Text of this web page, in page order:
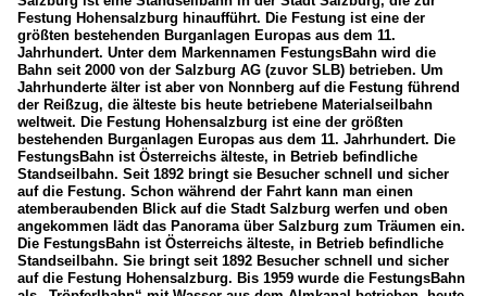
Festung Hohensalzburg hinaufführt. Die Festung ist eine der
größten bestehenden Burganlagen Europas aus dem 11.
Jahrhundert. Unter dem Markennamen FestungsBahn wird die
Bahn seit 2000 von der Salzburg AG (zuvor SLB) betrieben. Um
Jahrhunderte älter ist aber von Nonnberg auf die Festung führend
der Reißzug, die älteste bis heute betriebene Materialseilbahn
weltweit. Die Festung Hohensalzburg ist eine der größten
bestehenden Burganlagen Europas aus dem 11. Jahrhundert. Die
FestungsBahn ist Österreichs älteste, in Betrieb befindliche
Standseilbahn. Seit 1892 bringt sie Besucher schnell und sicher
auf die Festung. Schon während der Fahrt kann man einen
atemberaubenden Blick auf die Stadt Salzburg werfen und oben
angekommen lädt das Panorama über Salzburg zum Träumen ein.
Die FestungsBahn ist Österreichs älteste, in Betrieb befindliche
Standseilbahn. Sie bringt seit 1892 Besucher schnell und sicher
auf die Festung Hohensalzburg. Bis 1959 wurde die FestungsBahn